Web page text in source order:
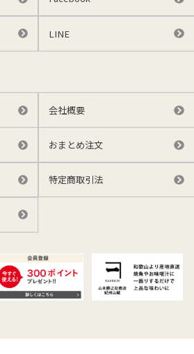
LINE
会社概要
おまとめ注文
特定商取引法